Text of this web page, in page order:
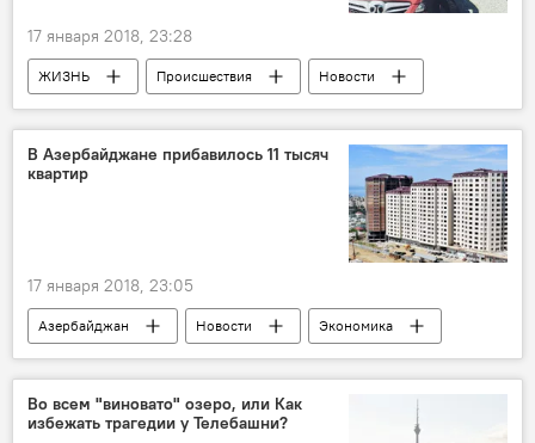
17 января 2018, 23:28
ЖИЗНЬ Происшествия
Новости
Баку
Скандал
Комендант
Трансвестит
Азербайджан
В Азербайджане прибавилось 11 тысяч
квартир
17 января 2018, 23:05
Азербайджан Новости
Экономика
Государственный комитет по статистике АР
Новостройки
Жилье
Эксплуатация
Во всем "виновато" озеро, или Как
избежать трагедии у Телебашни?